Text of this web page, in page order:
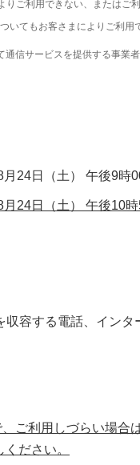
ご利用できない、またはご
いてもお客さまによりご利
通信サービスを提供する事業者
24日（土） 午後9時
24日（土） 午後10時
容する電話、イン
ご利用しづらい場合
ださい。